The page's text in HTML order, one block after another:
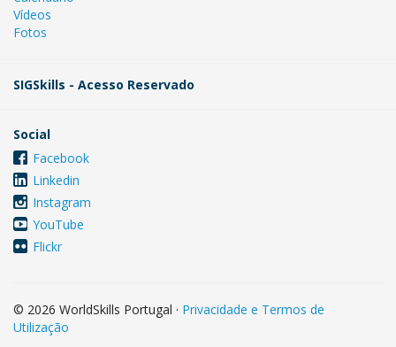
Vídeos
Fotos
SIGSkills - Acesso Reservado
Social
Facebook
Linkedin
Instagram
YouTube
Flickr
© 2026 WorldSkills Portugal · Privacidade e Termos de
Utilização